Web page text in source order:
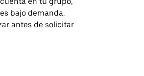
bajo demanda.
antes de solicitar